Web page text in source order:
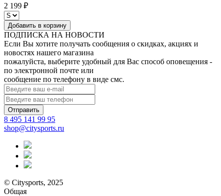
2 199 ₽
Добавить в корзину
ПОДПИСКА НА НОВОСТИ
Если Вы хотите получать сообщения о скидках, акциях и
новостях нашего магазина
пожалуйста, выберите удобный для Вас способ оповещения -
по электронной почте или
сообщение по телефону в виде смс.
Отправить
8 495 141 99 95
shop@citysports.ru
© Citysports, 2025
Общая